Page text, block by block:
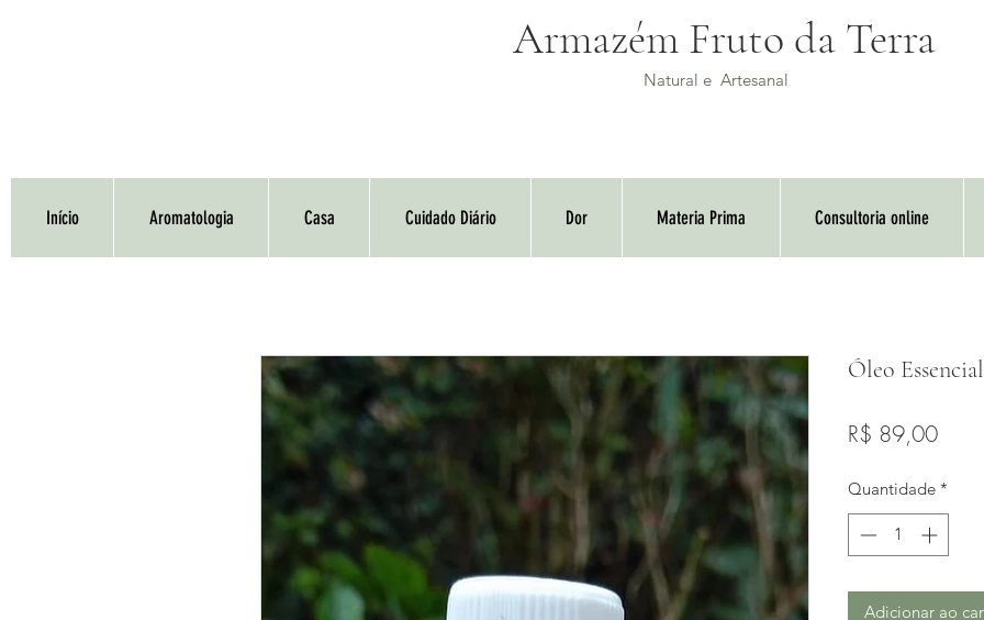
Armazém Fruto da Terra
Natural e Artesanal
Início Aromatologia Casa Cuidado Diário Dor Materia Prima Consultoria online
Óleo
R$ 89,00Preço
Quantidade *
Adicionar ao